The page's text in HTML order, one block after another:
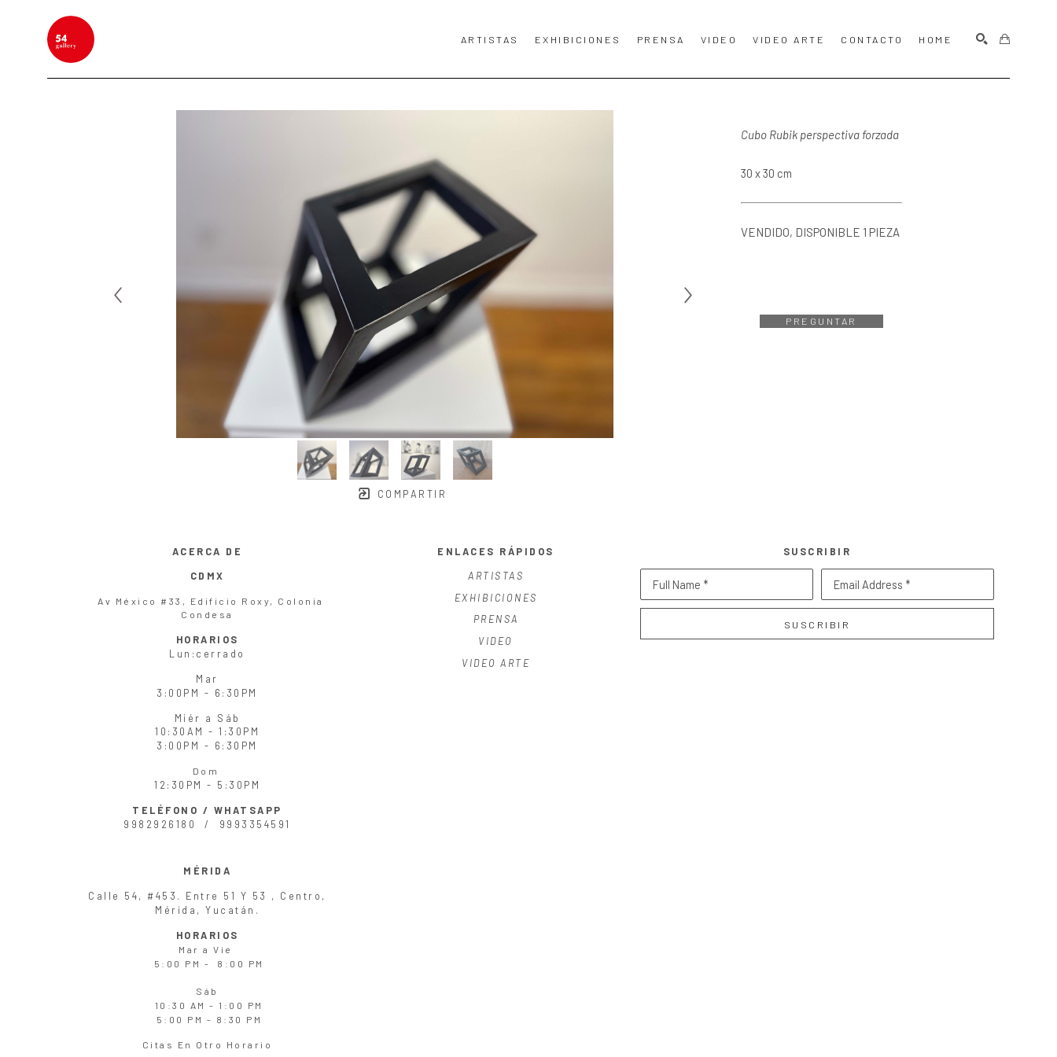
ARTISTAS EXHIBICIONES PRENSA VIDEO VIDEO ARTE CONTACTO HOME
COMPARTIR
Cubo Rubik perspectiva forzada
30 x 30 cm
VENDIDO, DISPONIBLE 1 PIEZA
PREGUNTAR
ACERCA DE
CDMX
Av México #33, Edificio Roxy, Colonia
Condesa
HORARIOS
Lun :cerrado
Mar
3:00PM - 6:30PM
Miér a
Sáb
10:30AM - 1:30PM
3:00PM - 6:30PM
Dom
12:30PM - 5:30PM
TELÉFONO / WHATSAPP
9982926180 / 9993354591
MÉRIDA
Calle 54, #453. Entre 51 Y 53 , Centro,
Mérida, Yucatán.
HORARIOS
Mara Vie
5:00 PM - 8:00 PM
Sáb
10:30 AM - 1:00 PM
5:00 PM - 8:30 PM
Citas En Otro Horario
ENLACES RÁPIDOS
ARTISTAS
EXHIBICIONES
PRENSA
VIDEO
VIDEO ARTE
SUSCRIBIR
Full Name * Email Address *
SUSCRIBIR